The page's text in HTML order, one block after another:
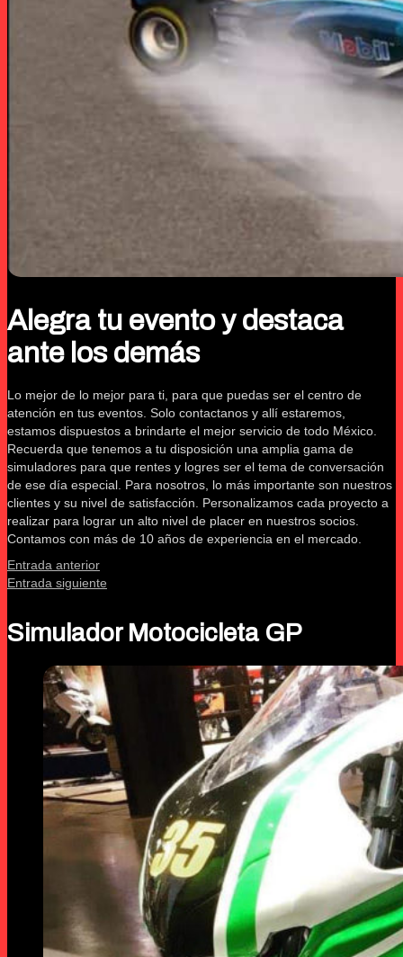
Alegra tu evento y destaca
ante los demás
Lo mejor de lo mejor para ti, para que puedas ser el centro de
atención en tus eventos. Solo contactanos y allí estaremos,
estamos dispuestos a brindarte el mejor servicio de todo México.
Recuerda que tenemos a tu disposición una amplia gama de
simuladores para que rentes y logres ser el tema de conversación
de ese día especial. Para nosotros, lo más importante son nuestros
clientes y su nivel de satisfacción. Personalizamos cada proyecto a
realizar para lograr un alto nivel de placer en nuestros socios.
Contamos con más de 10 años de experiencia en el mercado.
Entrada anterior
Entrada siguiente
Simulador Motocicleta GP